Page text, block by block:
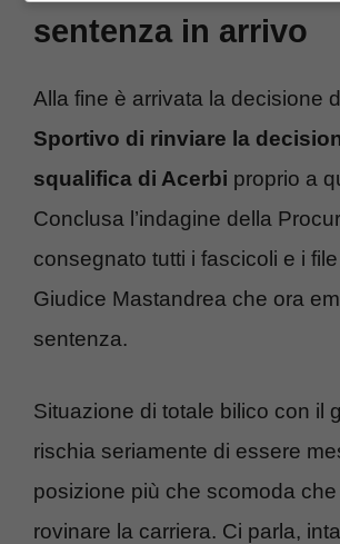
sentenza in arrivo
Alla fine è arrivata la decisione
Sportivo di rinviare la
squalifica di Acerbi proprio a
Conclusa l’indagine della
consegnato tutti i fascicoli e i file
Giudice Mastandrea che ora
sentenza.
Situazione di totale bilico con il
rischia seriamente di essere
posizione più che scomoda
rovinare la carriera. Ci parla,